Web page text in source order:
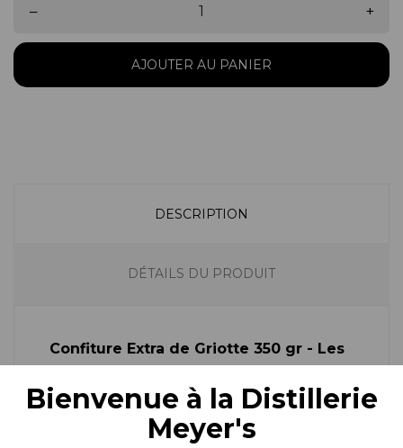
Bienvenue à la Distillerie
Meyer's
– +
AJOUTER AU PANIER
DESCRIPTION
DÉTAILS DU PRODUIT
Confiture Extra de Griotte 350 gr - Les
Cerise à la chair molle et très acidulée, la
griotte se suffit à elle-même et plaira aux